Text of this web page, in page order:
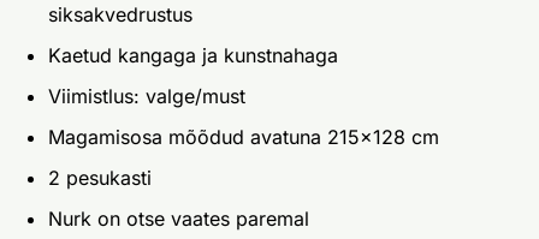
siksakvedrustus
Kaetud kangaga ja kunstnahaga
Viimistlus: valge/must
Magamisosa mõõdud avatuna 215x128 cm
2 pesukasti
Nurk on otse vaates paremal